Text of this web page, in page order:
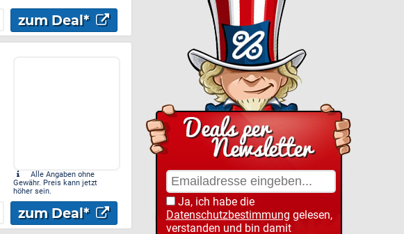
zum Deal*
Alle Angaben ohne
Gewähr. Preis kann jetzt
höher sein.
zum Deal*
Ja, ich habe die
Datenschutzbestimmung gelesen,
verstanden und bin damit